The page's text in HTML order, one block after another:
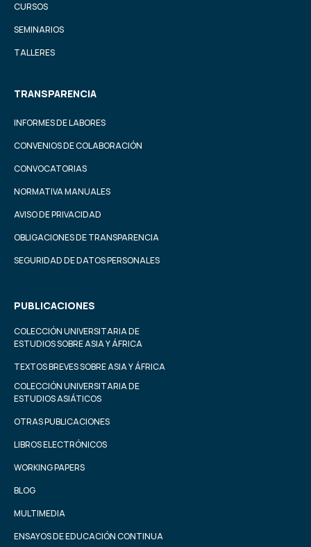
CURSOS
SEMINARIOS
TALLERES
TRANSPARENCIA
INFORMES DE LABORES
CONVENIOS DE COLABORACIÓN
CONVOCATORIAS
NORMATIVA MANUALES
AVISO DE PRIVACIDAD
OBLIGACIONES DE TRANSPARENCIA
SEGURIDAD DE DATOS PERSONALES
PUBLICACIONES
COLECCIÓN UNIVERSITARIA DE
ESTUDIOS SOBRE ASIA Y ÁFRICA
TEXTOS BREVES SOBRE ASIA Y ÁFRICA
COLECCIÓN UNIVERSITARIA DE
ESTUDIOS ASIÁTICOS
OTRAS PUBLICACIONES
LIBROS ELECTRÓNICOS
WORKING PAPERS
BLOG
MULTIMEDIA
ENSAYOS DE EDUCACIÓN CONTINUA